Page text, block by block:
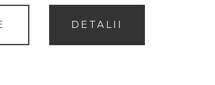
DETALII